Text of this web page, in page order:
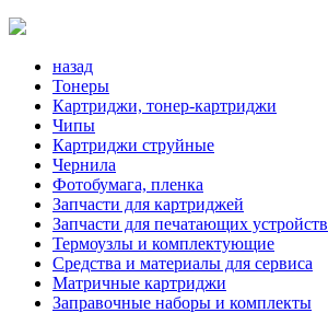
назад
Тонеры
Картриджи, тонер-картриджи
Чипы
Картриджи струйные
Чернила
Фотобумага, пленка
Запчасти для картриджей
Запчасти для печатающих устройств
Термоузлы и комплектующие
Средства и материалы для сервиса
Матричные картриджи
Заправочные наборы и комплекты